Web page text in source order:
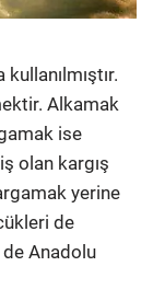
Alkamak
ise
olan kargış
yerine
de
de Anadolu